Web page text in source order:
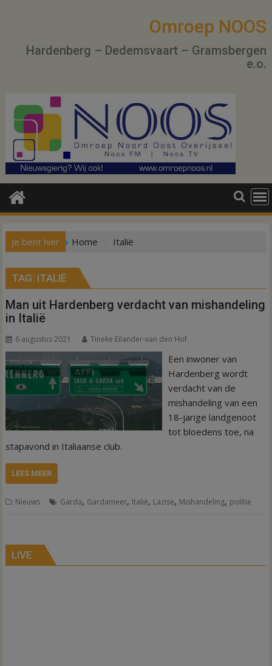
Omroep NOOS
Hardenberg – Dedemsvaart – Gramsbergen
e.o.
Je bent hier Home Italië
TAG: ITALIË
Man uit Hardenberg verdacht van mishandeling
in Italië
6 augustus 2021 Tineke Eilander-van den Hof
Een inwoner van
Hardenberg wordt
verdacht van de
mishandeling van een
18-jarige landgenoot
tot bloedens toe, na
stapavond in Italiaanse club.
LEES MEER
Nieuws Garda, Gardameer, Italië, Lazise, Mishandeling, politie
LIVE